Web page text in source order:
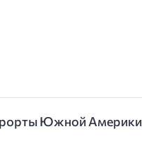
Южной Америки